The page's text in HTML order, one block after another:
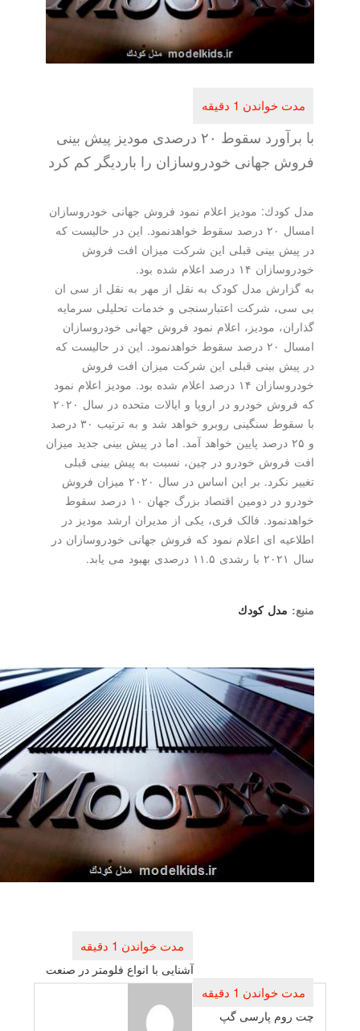
با برآورد سقوط ۲۰ درصدی مودیز پیش بینی
فروش جهانی خودروسازان را باردیگر كم كرد
مدل كودك: مودیز اعلام نمود فروش جهانی خودروسازان
امسال ۲۰ درصد سقوط خواهدنمود. این در حالیست كه
در پیش بینی قبلی این شركت میزان افت فروش
خودروسازان ۱۴ درصد اعلام شده بود.
به گزارش مدل کودک به نقل از مهر به نقل از سی ان
بی سی، شرکت اعتبارسنجی و خدمات تحلیلی سرمایه
گذاران، مودیز، اعلام نمود فروش جهانی خودروسازان
امسال ۲۰ درصد سقوط خواهدنمود. این در حالیست که
در پیش بینی قبلی این شرکت میزان افت فروش
خودروسازان ۱۴ درصد اعلام شده بود. مودیز اعلام نمود
که فروش خودرو در اروپا و ایالات متحده در سال ۲۰۲۰
با سقوط سنگینی روبرو خواهد شد و به ترتیب ۳۰ درصد
و ۲۵ درصد پایین خواهد آمد. اما در پیش بینی جدید میزان
افت فروش خودرو در چین، نسبت به پیش بینی قبلی
تغییر نکرد. بر این اساس در سال ۲۰۲۰ میزان فروش
خودرو در دومین اقتصاد بزرگ جهان ۱۰ درصد سقوط
خواهدنمود. فالک فری، یکی از مدیران ارشد مودیز در
اطلاعیه ای اعلام نمود که فروش جهانی خودروسازان در
مدل كودك
آشنایی با انواع فلومتر در صنعت
چت روم پارسی گپ